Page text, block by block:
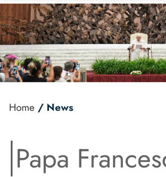
Home / News
Papa